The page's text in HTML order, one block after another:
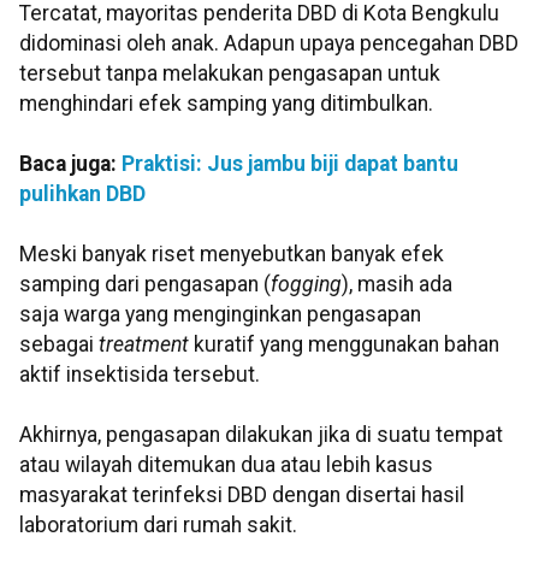
Tercatat, mayoritas penderita DBD di Kota Bengkulu
didominasi oleh anak. Adapun upaya pencegahan DBD
tersebut tanpa melakukan pengasapan untuk
menghindari efek samping yang ditimbulkan.
Baca juga: Praktisi: Jus jambu biji dapat bantu
pulihkan DBD
Meski banyak riset menyebutkan banyak efek
samping dari pengasapan (fogging), masih ada
saja warga yang menginginkan pengasapan
sebagai treatment kuratif yang menggunakan bahan
aktif insektisida tersebut.
Akhirnya, pengasapan dilakukan jika di suatu tempat
atau wilayah ditemukan dua atau lebih kasus
masyarakat terinfeksi DBD dengan disertai hasil
laboratorium dari rumah sakit.